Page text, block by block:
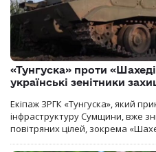
«Тунгуска» проти
українські зенітники
Екіпаж ЗРГК «Тунгуска», який
інфраструктуру Сумщини, вже
повітряних цілей, зокрема